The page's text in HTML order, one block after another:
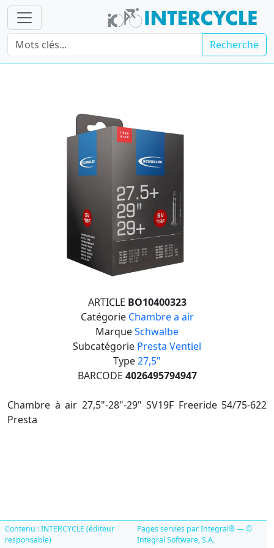
Recherche
ARTICLE BO10400323
Catégorie Chambre a air
MarqueSchwalbe
Subcatégorie Presta Ventiel
Type27,5"
BARCODE 4026495794947
Chambre à air 27,5"-28"-29" SV19F Freeride 54/75-622
Presta
Contenu : INTERCYCLE (éditeur
responsable)
Pages servies par Integral® — ©
Integral Software, S.A.